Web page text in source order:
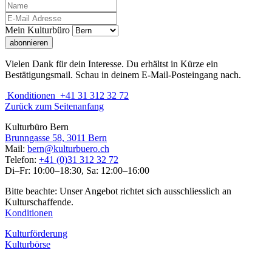
Mein Kulturbüro
abonnieren
Vielen Dank für dein Interesse. Du erhältst in Kürze ein
Bestätigungsmail. Schau in deinem E-Mail-Posteingang nach.
Konditionen +41 31 312 32 72
Zurück zum Seitenanfang
Kulturbüro Bern
Brunngasse 58, 3011 Bern
Mail: bern@kulturbuero.ch
Telefon: +41 (0)31 312 32 72
Di–Fr: 10:00–18:30, Sa: 12:00–16:00
Bitte beachte: Unser Angebot richtet sich ausschliesslich an
Kulturschaffende.
Konditionen
Kulturförderung
Kulturbörse